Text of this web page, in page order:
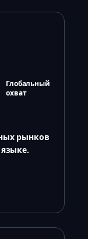
Глобальный
охват
рынков